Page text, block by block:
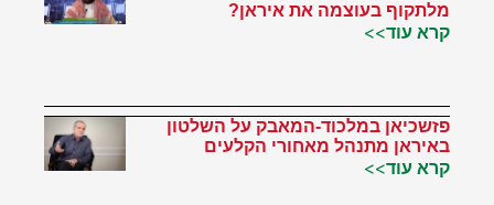
מלתקוף בעוצמה את איראן?
קרא עוד>>
פזשכיאן במלכוד-המאבק על השלטון
באיראן מתנהל מאחורי הקלעים
קרא עוד>>